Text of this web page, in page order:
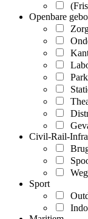
Openbare
Civil-Rail-Infra
Sport